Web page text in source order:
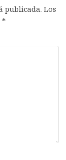
publicada. Los
*